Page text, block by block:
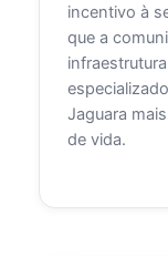
incentivo à
que a
Jaguara
de vida.